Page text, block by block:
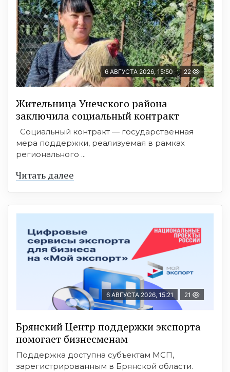
6 АВГУСТА 2026, 15:50 22
Жительница Унечского района
заключила социальный контракт
Социальный контракт — государственная
мера поддержки, реализуемая в рамках
регионального ...
Читать далее
6 АВГУСТА 2026, 15:21 21
Брянский Центр поддержки экспорта
помогает бизнесменам
Поддержка доступна субъектам МСП,
зарегистрированным в Брянской области.